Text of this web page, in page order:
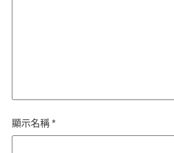
顯示名稱 *